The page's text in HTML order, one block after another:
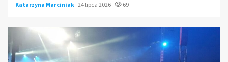
Katarzyna Marciniak 24 lipca 2026 69